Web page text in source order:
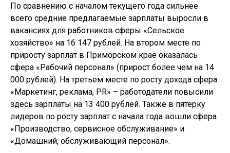
По сравнению с началом текущего года сильнее
всего средние предлагаемые зарплаты выросли в
вакансиях для работников сферы «Сельское
хозяйство» на 16 147 рублей. На втором месте по
приросту зарплат в Приморском крае оказалась
сфера «Рабочий персонал» (прирост более чем на 14
000 рублей). На третьем месте по росту дохода сфера
«Маркетинг, реклама, PR» – работодатели повысили
здесь зарплаты на 13 400 рублей. Также в пятерку
лидеров по росту зарплат с начала года вошли сфера
«Производство, сервисное обслуживание» и
«Домашний, обслуживающий персонал».